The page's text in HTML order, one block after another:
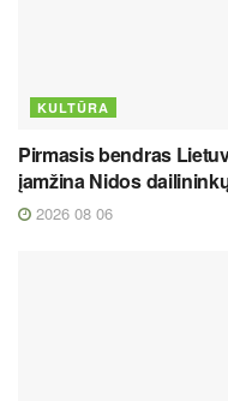
KULTŪRA
Pirmasis bendras
įamžina Nidos
2026 08 06